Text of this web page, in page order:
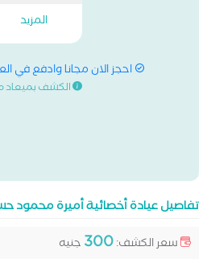
المزيد
احجز الان مجانا وادفع في
الكشف بميعاد
تفاصيل عيادة أخصائية أميرة محمود
سعر الكشف:300 جنيه